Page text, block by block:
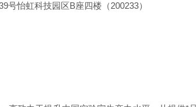
号怡虹科技园区B座四楼（200233）